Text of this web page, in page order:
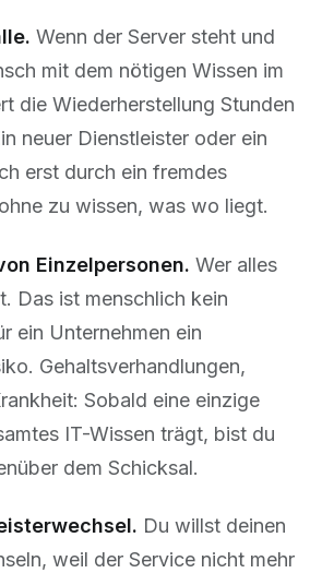
Wenn der Server steht und
mit dem nötigen Wissen im
die Wiederherstellung Stunden
neuer Dienstleister oder ein
erst durch ein fremdes
zu wissen, was wo liegt.
Einzelpersonen. Wer alles
Das ist menschlich kein
ein Unternehmen ein
Gehaltsverhandlungen,
Sobald eine einzige
IT-Wissen trägt, bist du
dem Schicksal.
Du willst deinen
weil der Service nicht mehr